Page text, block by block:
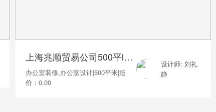
上海兆顺贸易公司500平loft风格
办公室装修,办公室设计|500平米|造
价：0.00
设计师: 刘礼
静